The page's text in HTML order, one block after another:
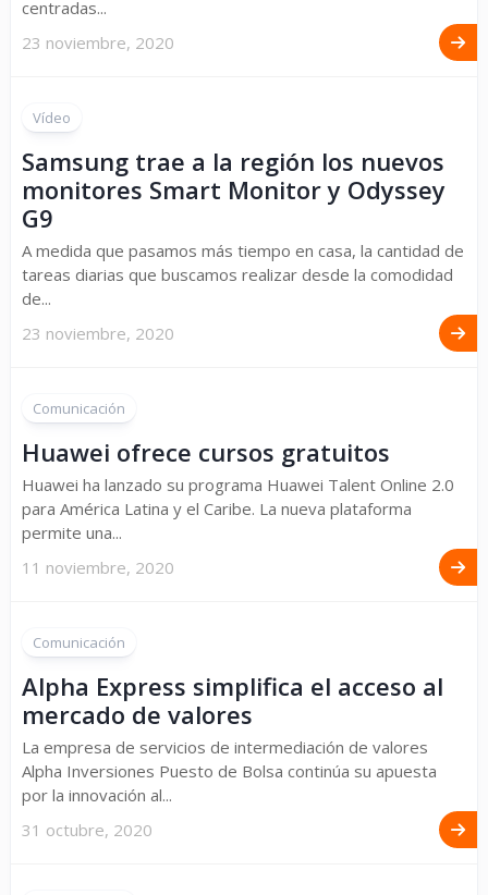
centradas...
23 noviembre, 2020
Vídeo
Samsung trae a la región los nuevos
monitores Smart Monitor y Odyssey
G9
A medida que pasamos más tiempo en casa, la cantidad de
tareas diarias que buscamos realizar desde la comodidad
de...
23 noviembre, 2020
Comunicación
Huawei ofrece cursos gratuitos
Huawei ha lanzado su programa Huawei Talent Online 2.0
para América Latina y el Caribe. La nueva plataforma
permite una...
11 noviembre, 2020
Comunicación
Alpha Express simplifica el acceso al
mercado de valores
La empresa de servicios de intermediación de valores
Alpha Inversiones Puesto de Bolsa continúa su apuesta
por la innovación al...
31 octubre, 2020